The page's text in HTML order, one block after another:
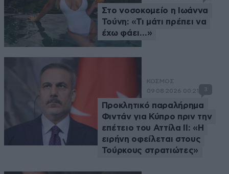
Στο νοσοκομείο η Ιωάννα
Τούνη: «Τι μάτι πρέπει να
έχω φάει…»
ΚΟΣΜΟΣ
09·08·2026 00:21
3
Προκλητικό παραλήρημα
Φιντάν για Κύπρο πριν την
επέτειο του Αττίλα ΙΙ: «Η
ειρήνη οφείλεται στους
Τούρκους στρατιώτες»